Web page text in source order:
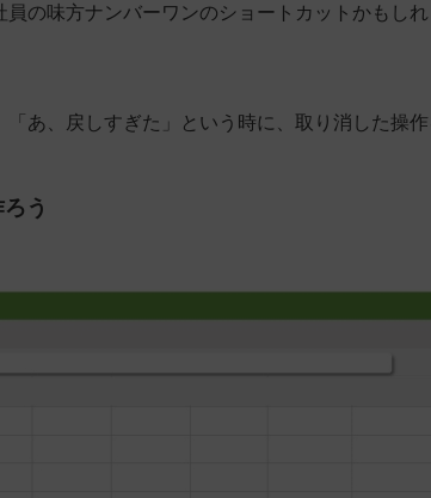
の味方ナンバーワンのショートカットかもしれ
あ、戻しすぎた」という時に、取り消した操
う